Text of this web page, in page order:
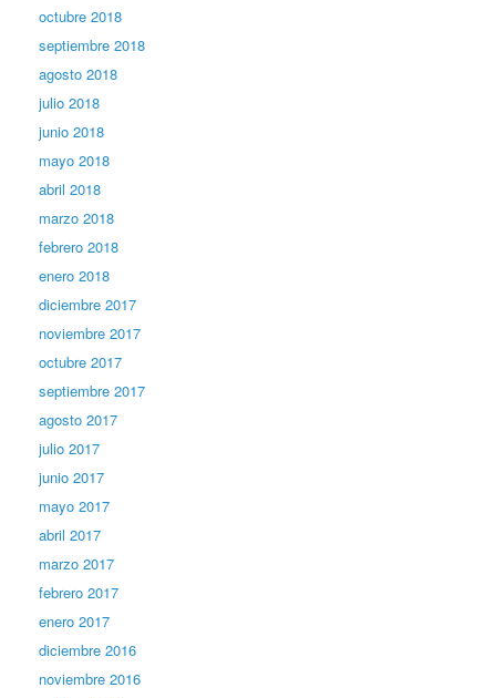
octubre 2018
septiembre 2018
agosto 2018
julio 2018
junio 2018
mayo 2018
abril 2018
marzo 2018
febrero 2018
enero 2018
diciembre 2017
noviembre 2017
octubre 2017
septiembre 2017
agosto 2017
julio 2017
junio 2017
mayo 2017
abril 2017
marzo 2017
febrero 2017
enero 2017
diciembre 2016
noviembre 2016